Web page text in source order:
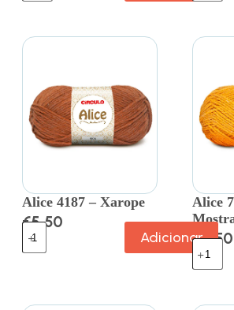
Alice 4187 – Xarope
€5.50
Adicionar
Alice
€5.50